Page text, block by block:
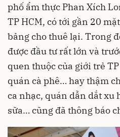
phố ẩm thực Phan Xích
TP HCM, có tới gần 20
bảng cho thuê lại. Trong
được đầu tư rất lớn và
quen thuộc của giới trẻ
quán cà phê… hay thậm
ca nhạc, quán dẫn dắt xu
sữa… cũng đã thông báo